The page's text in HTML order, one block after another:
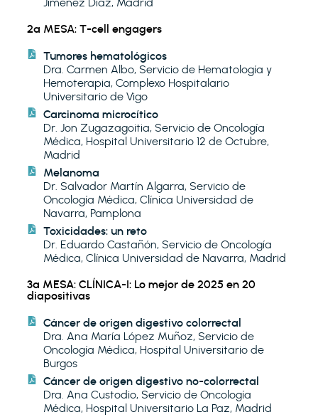
2ª MESA: T-cell engagers
Tumores hematológicos
Dra. Carmen Albo, Servicio de Hematología y
Hemoterapia, Complexo Hospitalario
Universitario de Vigo
Carcinoma microcítico
Dr. Jon Zugazagoitia, Servicio de Oncología
Médica, Hospital Universitario 12 de Octubre,
Madrid
Melanoma
Dr. Salvador Martín Algarra, Servicio de
Oncología Médica, Clínica Universidad de
Navarra, Pamplona
Toxicidades: un reto
Dr. Eduardo Castañón, Servicio de Oncología
Médica, Clínica Universidad de Navarra, Madrid
3ª MESA: CLÍNICA-I: Lo mejor de 2025 en 20
diapositivas
Cáncer de origen digestivo colorrectal
Dra. Ana María López Muñoz, Servicio de
Oncología Médica, Hospital Universitario de
Burgos
Cáncer de origen digestivo no-colorrectal
Dra. Ana Custodio, Servicio de Oncología
Médica, Hospital Universitario La Paz, Madrid